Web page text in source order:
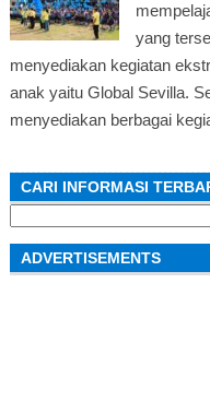
yang
menyediakan kegiatan
anak yaitu Global Sevilla.
menyediakan berbagai
CARI INFORMASI
for:
ADVERTISEMENTS